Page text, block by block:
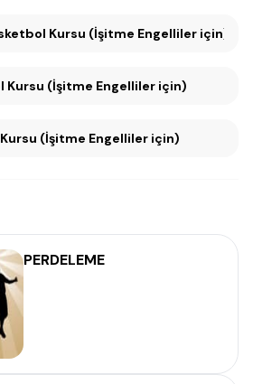
Basketbol Kursu (İşitme Engelliler için)
Kursu (İşitme Engelliler için)
(İşitme Engelliler için)
PERDELEME